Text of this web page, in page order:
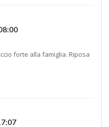
forte alla famiglia. Riposa